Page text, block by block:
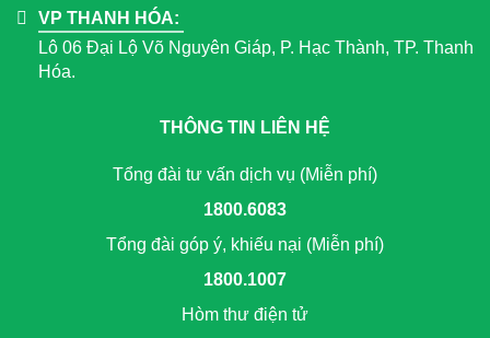
VP THANH HÓA:
Lô 06 Đại Lộ Võ Nguyên Giáp, P. Hạc Thành, TP. Thanh
Hóa.
THÔNG TIN LIÊN HỆ
Tổng đài tư vấn dịch vụ (Miễn phí)
1800.6083
Tổng đài góp ý, khiếu nại (Miễn phí)
1800.1007
Hòm thư điện tử